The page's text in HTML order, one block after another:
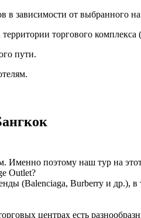
в зависимости от выбранного
торгового комплекса
пути.
Именно поэтому наш тур на
Outlet?
(Balenciaga, Burberry и др.),
центрах есть